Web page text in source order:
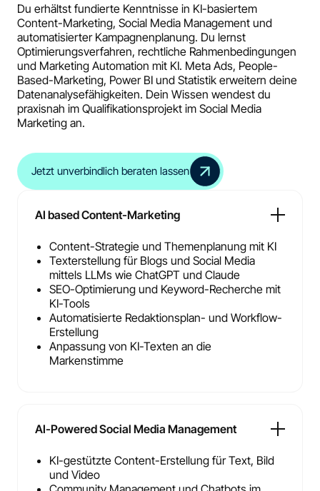
Du erhältst fundierte Kenntnisse in KI-basiertem
Content-Marketing, Social Media Management und
automatisierter Kampagnenplanung. Du lernst
Optimierungsverfahren, rechtliche Rahmenbedingungen
und Marketing Automation mit KI. Meta Ads, People-
Based-Marketing, Power BI und Statistik erweitern deine
Datenanalysefähigkeiten. Dein Wissen wendest du
praxisnah im Qualifikationsprojekt im Social Media
Marketing an.
Jetzt unverbindlich beraten lassen
AI based Content-Marketing
Content-Strategie und Themenplanung mit KI
Texterstellung für Blogs und Social Media
mittels LLMs wie ChatGPT und Claude
SEO-Optimierung und Keyword-Recherche mit
KI-Tools
Automatisierte Redaktionsplan- und Workflow-
Erstellung
Anpassung von KI-Texten an die
Markenstimme
AI-Powered Social Media Management
KI-gestützte Content-Erstellung für Text, Bild
und Video